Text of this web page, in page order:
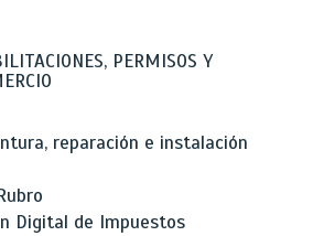
PERMISOS Y
reparación e instalación
Digital de Impuestos